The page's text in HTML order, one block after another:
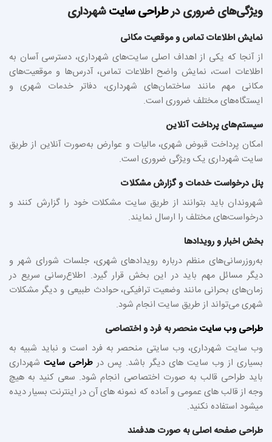
ویژگی‌های ضروری درطراحی سایتشهرداری
نمایش اطلاعات تماس و موقعیت مکانی
از آنجا که یکی از اهداف اصلی سایت‌های شهرداری، دسترسی آسان به
اطلاعات است، نمایش واضح اطلاعات تماس، آدرس‌ها و موقعیت‌های
مکانی مهم مانند ساختمان‌های شهرداری، دفاتر خدمات شهری و
ایستگاه‌های مختلف ضروری است.
سیستم‌های پرداخت آنلاین
امکان پرداخت قبوض شهری، مالیات و عوارض به‌صورت آنلاین از طریق
سایت شهرداری یک ویژگی ضروری است.
پنل درخواست خدمات و گزارش مشکلات
شهروندان باید بتوانند از طریق سایت مشکلات خود را گزارش کنند و
درخواست‌های مختلف را ارسال نمایند.
بخش اخبار و رویدادها
به‌روزرسانی‌های منظم درباره رویدادهای شهری، جلسات شورای شهر و
دیگر مسائل مهم باید در این بخش قرار گیرد. اطلاع‌رسانی سریع در
زمان‌های بحرانی مانند وضعیت ترافیکی، حوادث طبیعی و دیگر مشکلات
شهری می‌تواند از طریق سایت انجام شود.
طراحی وب سایتمنحصر به فرد و اختصاصی
وب سایت شهرداری، وب سایتی منحصر به فرد است و نباید شبیه به
بسیاری از وب سایت های دیگر باشد. پس در طراحی سایتشهرداری
باید طراحی قالب به صورت اختصاصی انجام شود. سعی کنید به هیچ
وجه از قالب های عمومی و آماده که نمونه های آن در اینترنت بسیار دیده
میشود استفاده نکنید.
طراحی صفحه اصلی به صورت هدفمند